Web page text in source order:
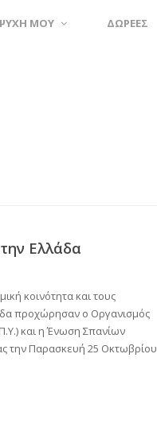
ΜΟΥ ΔΩΡΕΕΣ
Ελλάδα
κοινότητα και τους
προχώρησαν ο Οργανισμός
και η Ένωση Σπανίων
την Παρασκευή 25 Οκτωβρίου